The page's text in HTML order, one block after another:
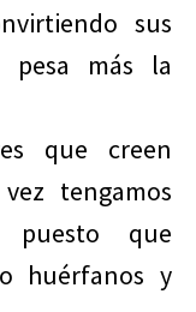
sus
pesa más la
que creen
tengamos
puesto que
huérfanos y